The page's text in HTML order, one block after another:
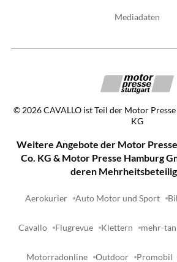
Mediadaten
© 2026CAVALLO ist Teil der Motor
KG
Weitere Angebote der Motor
Co. KG & Motor Presse Hamburg
deren
Aerokurier Auto Motor und Sport
Cavallo Flugrevue Klettern mehr-
Motorradonline Outdoor Promobil